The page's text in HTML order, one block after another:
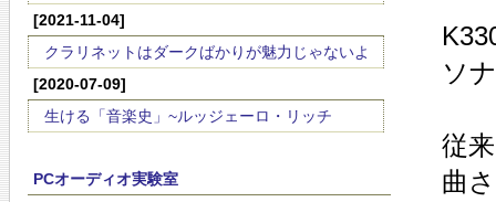
[2021-11-04]
クラリネットはダークばかりが魅力じゃないよ
[2020-07-09]
生ける「音楽史」~ルッジェーロ・リッチ
PCオーディオ実験室
ソ
従
曲